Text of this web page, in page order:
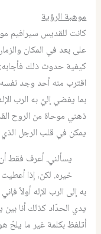
موهبة الرؤية
كانت للقديس سيرافيم
على ‏بعد في المكان
كيفية حدوث ذلك فأجابه
اقترب منه أحد وجد
بما يفضي إليّ به الرب
ذهني موحاة من الروح
يمكن في قلب الرجل الذي
يسألني.أعرف فقط
خيره. لكن، إذا
به إلى الرب الإله أولاً
يدي الحدّاد كذلك أنا
أتلفظ بكلمة غير ما يلحّ